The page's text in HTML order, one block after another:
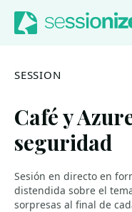
Jump to navigation
Jump to content
SESSION
Café y
seguridad
Sesión en directo en
distendida sobre el
sorpresas al final de